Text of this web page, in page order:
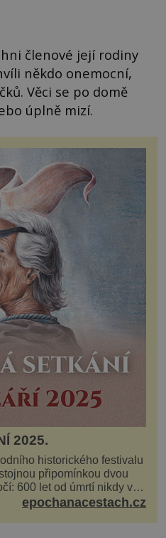
členové její rodiny
někdo onemocní,
Věci se po domě
úplně mizí.
2025.
historického festivalu
připomínkou dvou
600 let od úmrtí nikdy v
Jana Žižky z Tr...
epochanacestach.cz